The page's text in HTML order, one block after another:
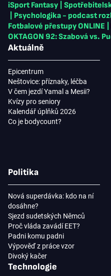
iSport Fantasy
Psychologika - podcast
Fotbalové přestupy ONLINE
OKTAGON 92: Szabová vs.
Aktuálně
Epicentrum
Neštovice: příznaky, léčba
V čem jezdí Yamal a Mesii?
Kvízy pro seniory
Kalendář úplňků 2026
Co je bodycount?
Politika
Nová superdávka: kdo na ní
dosáhne?
Sjezd sudetských Němců
Proč vláda zavádí EET?
Padni komu padni
Výpověď z práce vzor
Divoký kačer
Technologie